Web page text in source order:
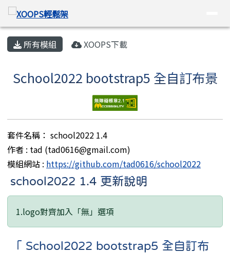
跳至主內容區
XOOPS輕鬆架
導覽列
主內容區域
所有模組 XOOPS下載
School2022 bootstrap5 全自訂布景
套件名稱： school2022 1.4
作者 : tad (tad0616@gmail.com)
模組網站 : https://github.com/tad0616/school2022
school2022 1.4 更新說明
1.logo對齊加入「無」選項
「 School2022 bootstrap5 全自訂布
頁尾區域